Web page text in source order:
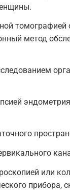
метод
или
прибора,